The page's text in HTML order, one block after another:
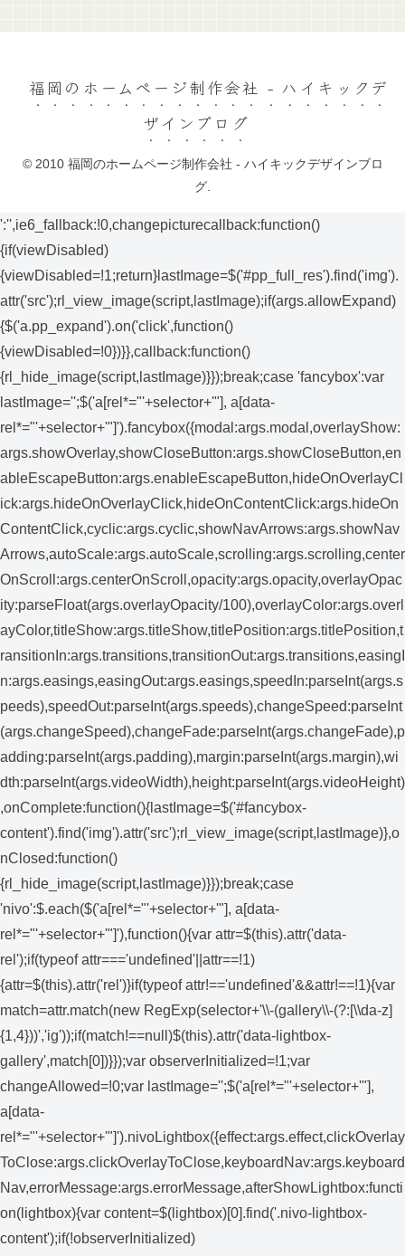
福岡のホームページ制作会社 - ハイキックデ
ザインブログ
© 2010 福岡のホームページ制作会社 - ハイキックデザインブロ
グ.
':'',ie6_fallback:!0,changepicturecallback:function()
{if(viewDisabled)
{viewDisabled=!1;return}lastImage=$('#pp_full_res').find('img').
attr('src');rl_view_image(script,lastImage);if(args.allowExpand)
{$('a.pp_expand').on('click',function()
{viewDisabled=!0})}},callback:function()
{rl_hide_image(script,lastImage)}});break;case 'fancybox':var
lastImage='';$('a[rel*="'+selector+'"], a[data-
rel*="'+selector+'"]').fancybox({modal:args.modal,overlayShow:
args.showOverlay,showCloseButton:args.showCloseButton,en
ableEscapeButton:args.enableEscapeButton,hideOnOverlayCl
ick:args.hideOnOverlayClick,hideOnContentClick:args.hideOn
ContentClick,cyclic:args.cyclic,showNavArrows:args.showNav
Arrows,autoScale:args.autoScale,scrolling:args.scrolling,center
OnScroll:args.centerOnScroll,opacity:args.opacity,overlayOpac
ity:parseFloat(args.overlayOpacity/100),overlayColor:args.overl
ayColor,titleShow:args.titleShow,titlePosition:args.titlePosition,t
ransitionIn:args.transitions,transitionOut:args.transitions,easingI
n:args.easings,easingOut:args.easings,speedIn:parseInt(args.s
peeds),speedOut:parseInt(args.speeds),changeSpeed:parseInt
(args.changeSpeed),changeFade:parseInt(args.changeFade),p
adding:parseInt(args.padding),margin:parseInt(args.margin),wi
dth:parseInt(args.videoWidth),height:parseInt(args.videoHeight)
,onComplete:function(){lastImage=$('#fancybox-
content').find('img').attr('src');rl_view_image(script,lastImage)},o
nClosed:function()
{rl_hide_image(script,lastImage)}});break;case
'nivo':$.each($('a[rel*="'+selector+'"], a[data-
rel*="'+selector+'"]'),function(){var attr=$(this).attr('data-
rel');if(typeof attr==='undefined'||attr==!1)
{attr=$(this).attr('rel')}if(typeof attr!=='undefined'&&attr!==!1){var
match=attr.match(new RegExp(selector+'\\-(gallery\\-(?:[\\da-z]
{1,4}))','ig'));if(match!==null)$(this).attr('data-lightbox-
gallery',match[0])}});var observerInitialized=!1;var
changeAllowed=!0;var lastImage='';$('a[rel*="'+selector+'"],
a[data-
rel*="'+selector+'"]').nivoLightbox({effect:args.effect,clickOverlay
ToClose:args.clickOverlayToClose,keyboardNav:args.keyboard
Nav,errorMessage:args.errorMessage,afterShowLightbox:functi
on(lightbox){var content=$(lightbox)[0].find('.nivo-lightbox-
content');if(!observerInitialized)